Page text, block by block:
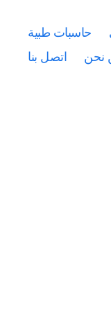
حاسبات طبية
نحن اتصل بنا